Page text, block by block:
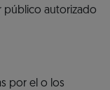
público autorizado
por el o los